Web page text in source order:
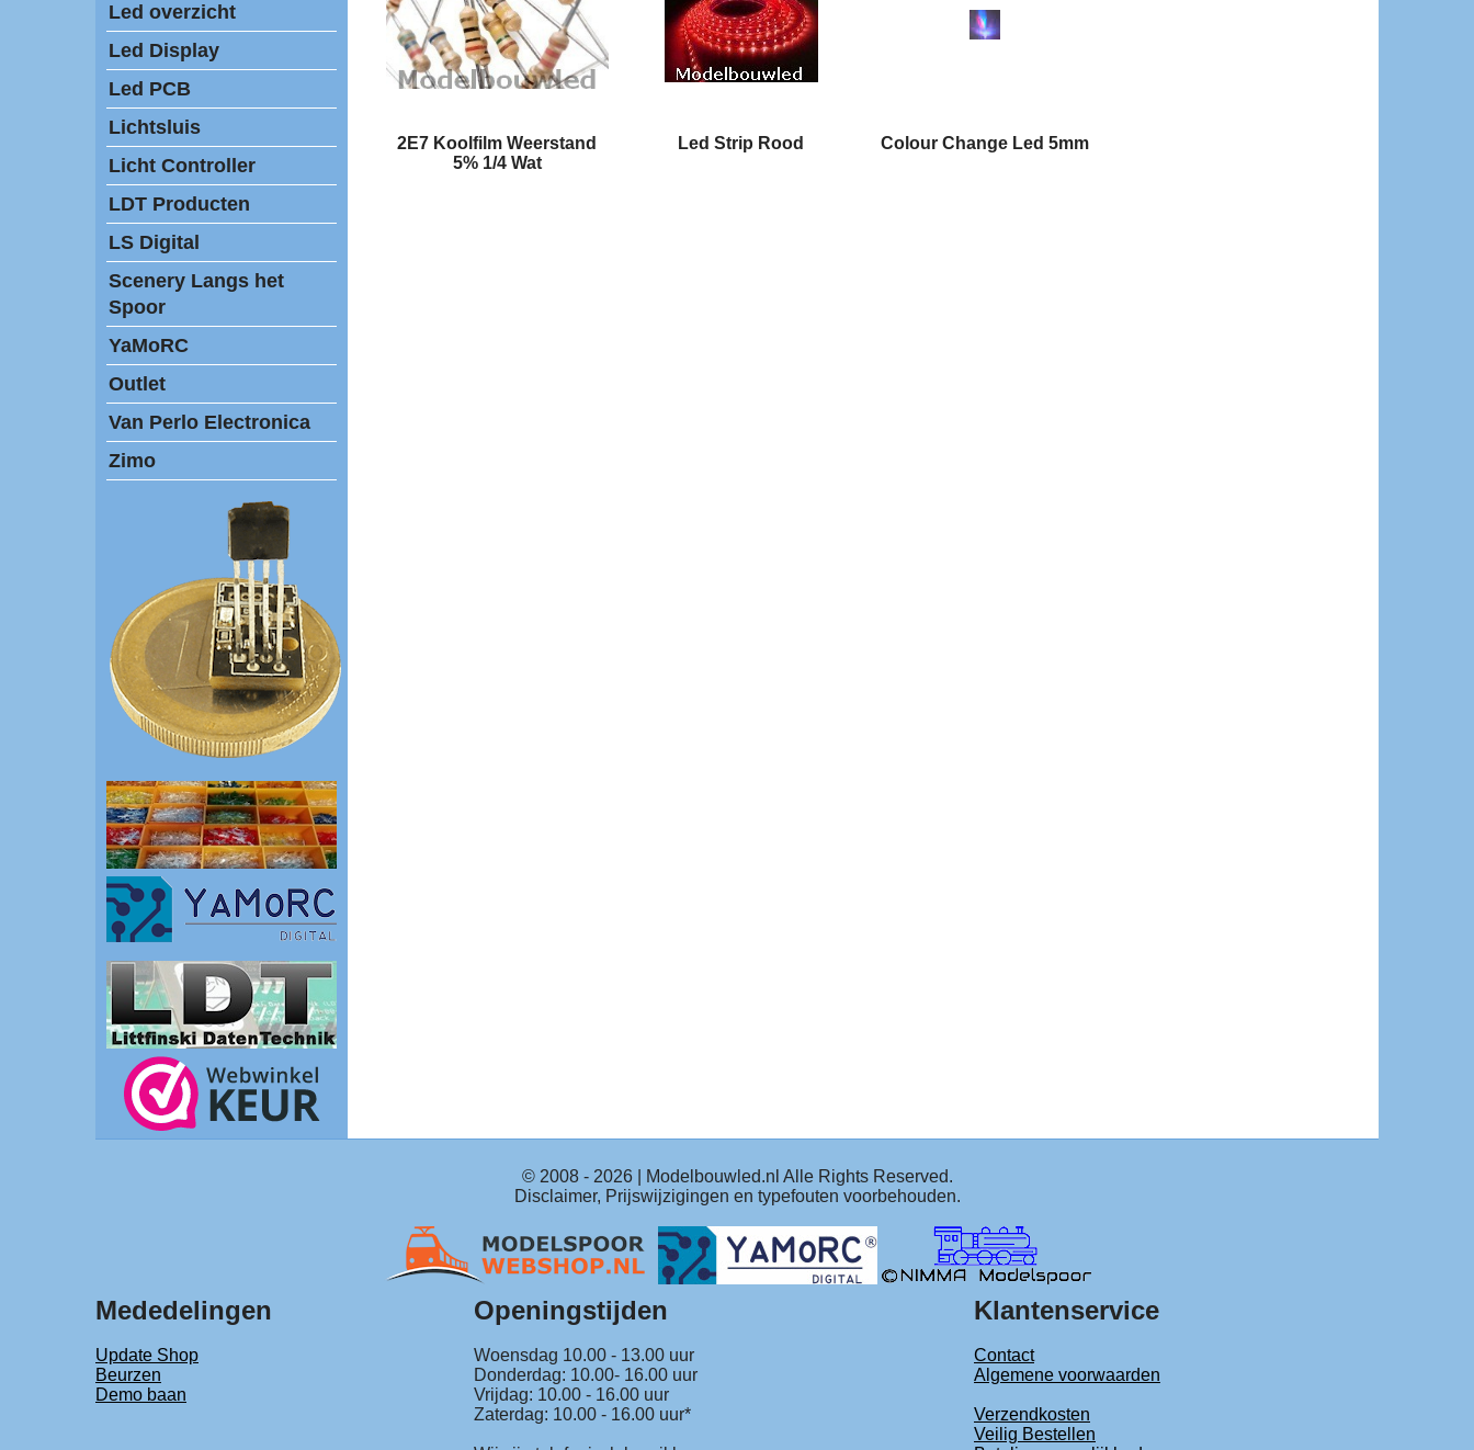
Led overzicht
Led Display
Led PCB
Lichtsluis
Licht Controller
LDT Producten
LS Digital
Scenery Langs het
Spoor
YaMoRC
Outlet
Van Perlo Electronica
Zimo
2E7 Koolfilm Weerstand
5% 1/4 Wat
Led Strip Rood Colour Change Led 5mm
© 2008 - 2026| Modelbouwled.nl Alle Rights Reserved.
Disclaimer, Prijswijzigingen en typefouten voorbehouden.
Mededelingen Openingstijden Klantenservice
Update Shop Woensdag 10.00 - 13.00 uur
Contact
Beurzen
Donderdag: 10.00- 16.00 uur
Algemene voorwaarden
Demo baan
Vrijdag: 10.00 - 16.00 uur
Zaterdag: 10.00 - 16.00 uur*
Verzendkosten
Veilig Bestellen